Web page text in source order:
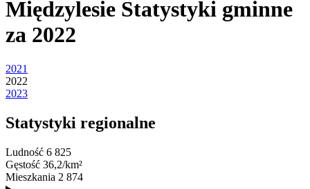
Międzylesie Statystyki gminne
za 2022
2021
2022
2023
Statystyki regionalne
Ludność 6 825
Gęstość 36,2/km²
Mieszkania 2 874